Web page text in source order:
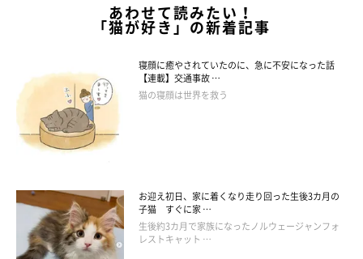
もふスコのLINEスタンプ販売中！
あわせて読みたい！
「猫が好き」の新着記事
寝顔に癒やされていたのに、急に不安になった話
【連載】交通事故 …
猫の寝顔は世界を救う
お迎え初日、家に着くなり走り回った生後3カ月の
子猫 すぐに家 …
生後約3カ月で家族になったノルウェージャンフォ
レストキャット …